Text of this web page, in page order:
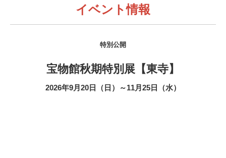
イベント情報
特別公開
宝物館秋期特別展【東寺】
2026年9月20日（日）～11月25日（水）